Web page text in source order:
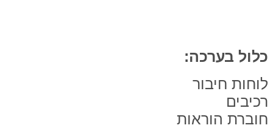
כלול בערכה:
לוחות חיבור
רכיבים
חוברת הוראות